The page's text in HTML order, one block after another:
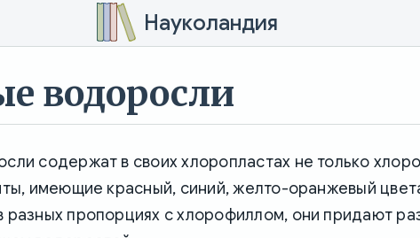
Науколандия
водоросли
содержат в своих хлоропластах не только
имеющие красный, синий, желто-оранжевый
разных пропорциях с хлорофиллом, они придают